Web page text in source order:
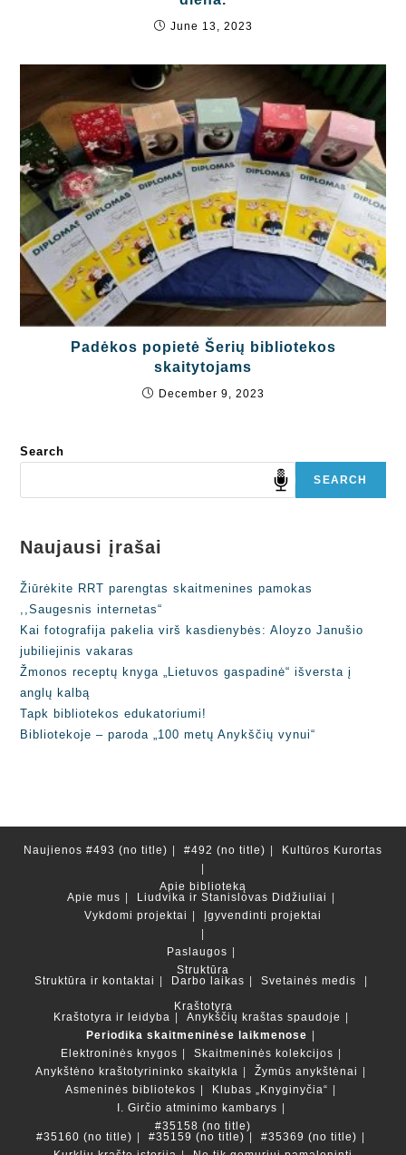
June 13, 2023
Padėkos popietė Šerių bibliotekos
skaitytojams
December 9, 2023
Search
SEARCH
Naujausi įrašai
Žiūrėkite RRT parengtas skaitmenines pamokas
,,Saugesnis internetas“
Kai fotografija pakelia virš kasdienybės: Aloyzo Janušio
jubiliejinis vakaras
Žmonos receptų knyga „Lietuvos gaspadinė“ išversta į
anglų kalbą
Tapk bibliotekos edukatoriumi!
Bibliotekoje – paroda „100 metų Anykščių vynui“
Naujienos #493 (no title) #492 (no title) Kultūros Kurortas
Apie biblioteką
Apie mus
Liudvika ir Stanislovas Didžiuliai
Vykdomi projektai
Įgyvendinti projektai
Paslaugos
Struktūra
Struktūra ir kontaktai
Darbo laikas
Svetainės medis
Kraštotyra
Kraštotyra ir leidyba
Anykščių kraštas spaudoje
Periodika skaitmeninėse laikmenose
Elektroninės knygos
Skaitmeninės kolekcijos
Anykštėno kraštotyrininko skaitykla
Žymūs anykštėnai
Asmeninės bibliotekos
Klubas „Knyginyčia“
I. Girčio atminimo kambarys
#35158 (no title)
#35160 (no title)
#35159 (no title)
#35369 (no title)